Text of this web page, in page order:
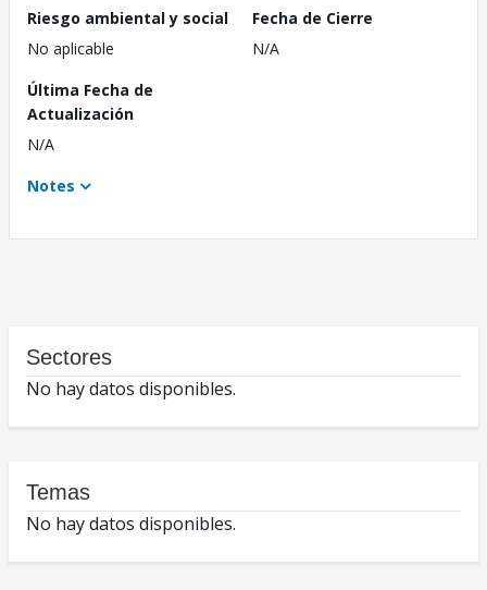
Riesgo ambiental y social
No aplicable
Fecha de Cierre
N/A
Última Fecha de
Actualización
N/A
Notes
Sectores
No hay datos disponibles.
Temas
No hay datos disponibles.